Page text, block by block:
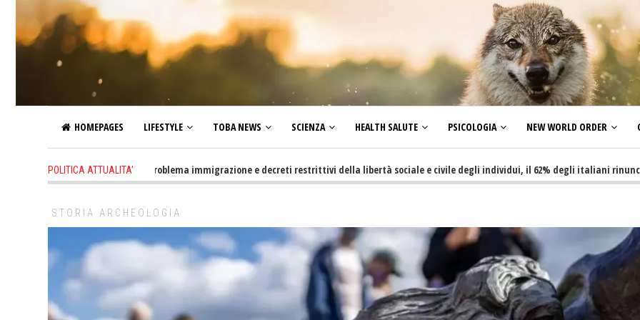
HOMEPAGES LIFESTYLE TOBA NEWS SCIENZA HEALTH SALUTE PSICOLOGIA NEW WORLD ORDER
POLITICA ATTUALITA'
19 hours ago - Altro che problema immigrazione e decreti restrittivi della libertà sociale e civile degli individui, il 62% degli italiani rinuncia a
STORIA ARCHEOLOGIA